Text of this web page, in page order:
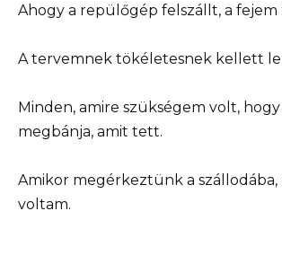
Ahogy a repülőgép felszállt, a fejem
A tervemnek tökéletesnek kellett
Minden, amire szükségem volt, hogy
megbánja, amit tett.
Amikor megérkeztünk a
voltam.